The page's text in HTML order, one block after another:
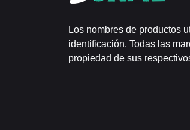
Los nombres de productos
identificación. Todas las
propiedad de sus